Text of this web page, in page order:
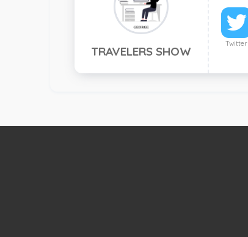
TRAVELERS SHOW
Twitter